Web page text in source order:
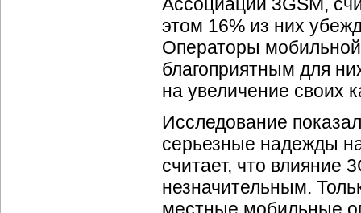
этом 16% из них
Операторы мобильной
благоприятным для
на увеличение своих
Исследование
серьезные надежды
считает, что влияние 3
незначительным.